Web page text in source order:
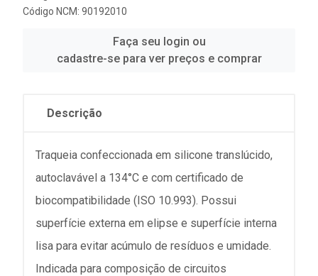
Código NCM: 90192010
Faça seu login ou
cadastre-se para ver preços e comprar
Descrição
Traqueia confeccionada em silicone translúcido,
autoclavável a 134°C e com certificado de
biocompatibilidade (ISO 10.993). Possui
superfície externa em elipse e superfície interna
lisa para evitar acúmulo de resíduos e umidade.
Indicada para composição de circuitos